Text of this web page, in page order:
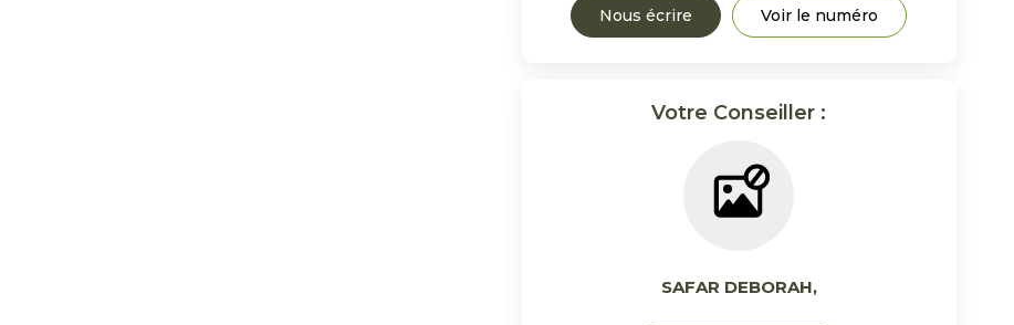
Nous écrire Voir le numéro
Votre Conseiller :
SAFAR DEBORAH,